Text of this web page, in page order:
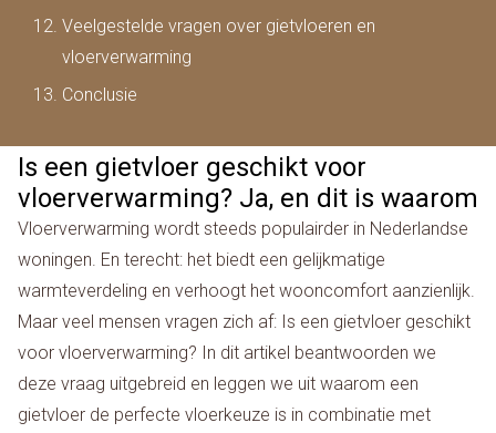
Veelgestelde vragen over gietvloeren en
vloerverwarming
Conclusie
Is een gietvloer geschikt voor
vloerverwarming? Ja, en dit is waarom
Vloerverwarming wordt steeds populairder in Nederlandse
woningen. En terecht: het biedt een gelijkmatige
warmteverdeling en verhoogt het wooncomfort aanzienlijk.
Maar veel mensen vragen zich af: Is een gietvloer geschikt
voor vloerverwarming? In dit artikel beantwoorden we
deze vraag uitgebreid en leggen we uit waarom een
gietvloer de perfecte vloerkeuze is in combinatie met